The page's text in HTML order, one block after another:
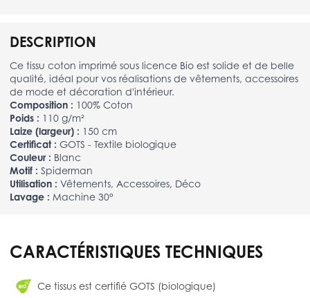
DESCRIPTION
Ce tissu coton imprimé sous licence Bio est solide et de belle
qualité, idéal pour vos réalisations de vêtements, accessoires
de mode et décoration d'intérieur.
Composition : 100% Coton
Poids : 110 g/m²
Laize (largeur) : 150 cm
Certificat : GOTS - Textile biologique
Couleur : Blanc
Motif : Spiderman
Utilisation : Vêtements, Accessoires, Déco
Lavage : Machine 30°
CARACTÉRISTIQUES TECHNIQUES
Ce tissus est certifié GOTS (biologique)